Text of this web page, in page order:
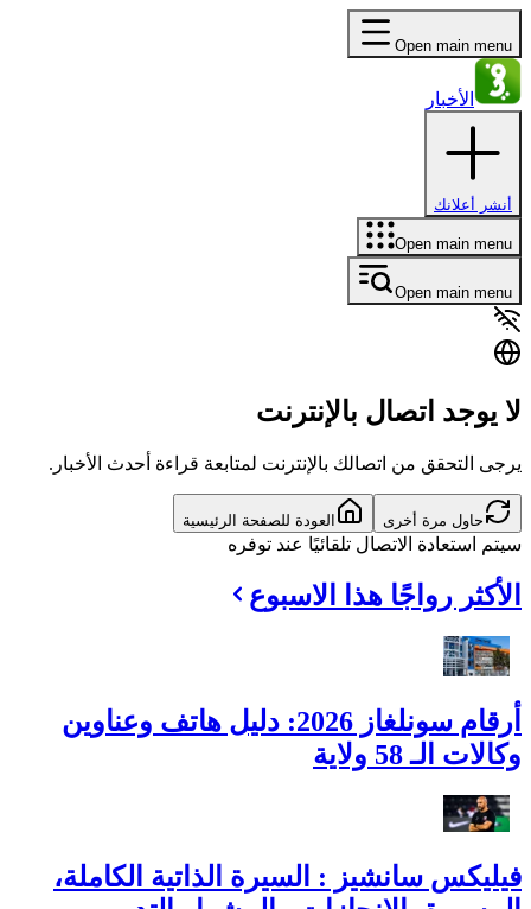
Open main menu
الأخبار
أنشر أعلانك
Open main menu
Open main menu
لا يوجد اتصال بالإنترنت
يرجى التحقق من اتصالك بالإنترنت لمتابعة قراءة أحدث الأخبار.
حاول مرة أخرى العودة للصفحة الرئيسية
سيتم استعادة الاتصال تلقائيًا عند توفره
الأكثر رواجًا هذا الاسبوع
أرقام سونلغاز 2026: دليل هاتف وعناوين
وكالات الـ 58 ولاية
فيليكس سانشيز : السيرة الذاتية الكاملة،